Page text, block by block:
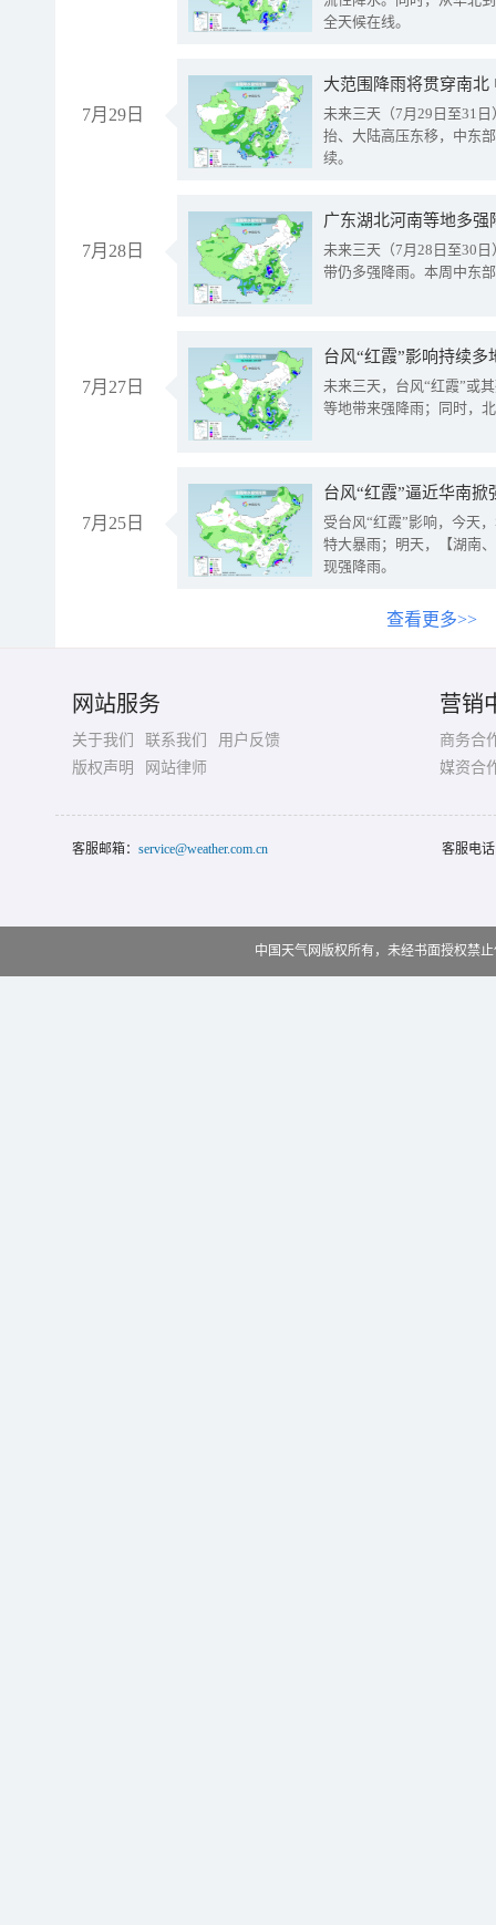
全天候在线。
7月29日
大范围降雨将贯穿南
未来三天（7月29日至31
抬、大陆高压东移，中东
续。
7月28日
广东湖北河南等地多
未来三天（7月28日至30
带仍多强降雨。本周中东
7月27日
台风“红霞”影响持续
未来三天，台风“红霞”或
等地带来强降雨；同时，
7月25日
台风“红霞”逼近华南
受台风“红霞”影响，今天
特大暴雨；明天，【湖南
现强降雨。
查看更多>>
网站服务
关于我们 联系我们
用户反馈
版权声明
网站律师
营销
商务合
媒资合
客服邮箱： service@weather.com.cn 客服电
中国天气网版权所有，未经书面授权